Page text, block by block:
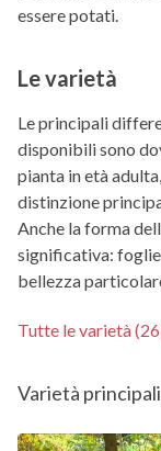
essere potati.
Le varietà
Le principali
disponibili sono
pianta in età
distinzione
Anche la forma
significativa:
bellezza
Tutte le varietà
Varietà principali